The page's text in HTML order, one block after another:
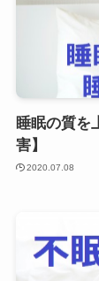
睡眠の質を
害】
2020.07.08